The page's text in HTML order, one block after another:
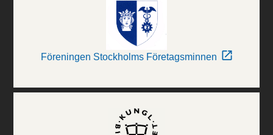
Föreningen Stockholms Företagsminnen